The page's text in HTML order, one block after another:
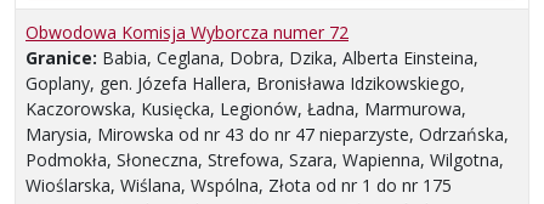
Obwodowa Komisja Wyborcza numer 72
Granice: Babia, Ceglana, Dobra, Dzika, Alberta Einsteina,
Goplany, gen. Józefa Hallera, Bronisława Idzikowskiego,
Kaczorowska, Kusięcka, Legionów, Ładna, Marmurowa,
Marysia, Mirowska od nr 43 do nr 47 nieparzyste, Odrzańska,
Podmokła, Słoneczna, Strefowa, Szara, Wapienna, Wilgotna,
Wioślarska, Wiślana, Wspólna, Złota od nr 1 do nr 175